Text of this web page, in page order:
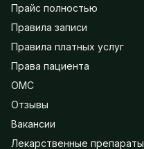
Прайс полностью
Правила записи
Правила платных услуг
Права пациента
ОМС
Отзывы
Вакансии
Лекарственные препараты